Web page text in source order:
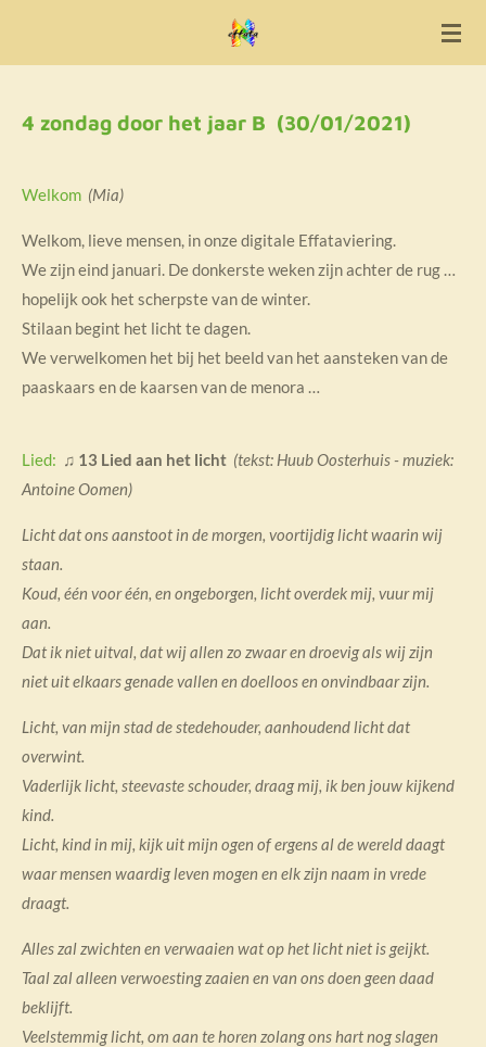
hoofdinhoud
4 zondag door het jaar B (30/01/2021)
Welkom (Mia)
Welkom, lieve mensen, in onze digitale Effataviering.
We zijn eind januari. De donkerste weken zijn achter de rug …
hopelijk ook het scherpste van de winter.
Stilaan begint het licht te dagen.
We verwelkomen het bij het beeld van het aansteken van de
paaskaars en de kaarsen van de menora …
Lied: ♫ 13 Lied aan het licht (tekst: Huub Oosterhuis - muziek:
Antoine Oomen)
Licht dat ons aanstoot in de morgen, voortijdig licht waarin wij
staan.
Koud, één voor één, en ongeborgen, licht overdek mij, vuur mij
aan.
Dat ik niet uitval, dat wij allen zo zwaar en droevig als wij zijn
niet uit elkaars genade vallen en doelloos en onvindbaar zijn.
Licht, van mijn stad de stedehouder, aanhoudend licht dat
overwint.
Vaderlijk licht, steevaste schouder, draag mij, ik ben jouw kijkend
kind.
Licht, kind in mij, kijk uit mijn ogen of ergens al de wereld daagt
waar mensen waardig leven mogen en elk zijn naam in vrede
draagt.
Alles zal zwichten en verwaaien wat op het licht niet is geijkt.
Taal zal alleen verwoesting zaaien en van ons doen geen daad
beklijft.
Veelstemmig licht, om aan te horen zolang ons hart nog slagen